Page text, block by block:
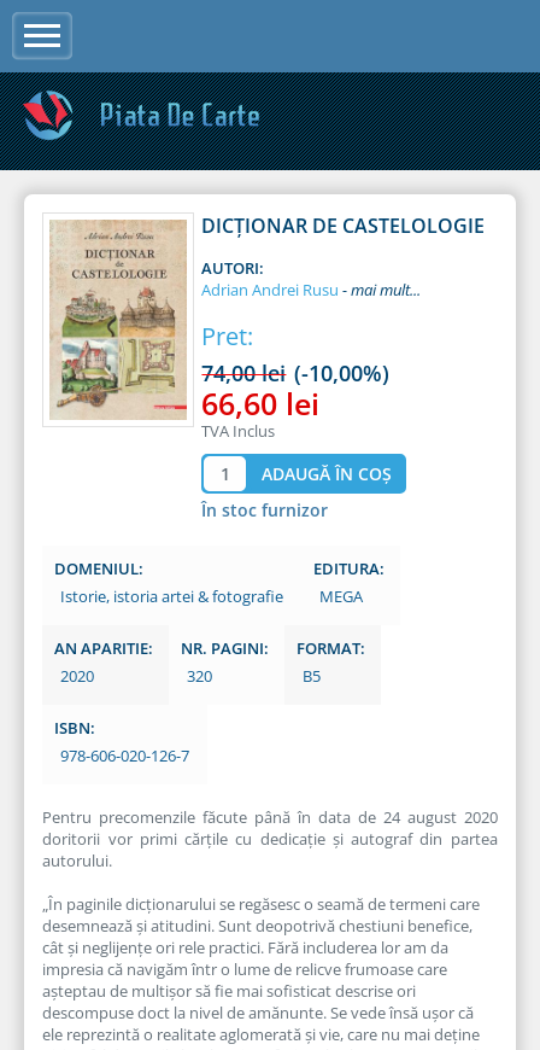
DICŢIONAR DE CASTELOLOGIE
AUTORI:
Adrian Andrei Rusu
Pret:
74,00 lei (-10,00%)
66,60 lei
TVA Inclus
În stoc furnizor
DOMENIUL:
Istorie, istoria artei & fotografie
EDITURA:
MEGA
AN APARITIE:
2020
NR. PAGINI:
320
FORMAT:
B5
ISBN:
978-606-020-126-7
Pentru precomenzile făcute până în data de 24 august 2020
doritorii vor primi cărțile cu dedicație și autograf din partea
autorului.
„În paginile dicţionarului se regăsesc o seamă de termeni care
desemnează şi atitudini. Sunt deopotrivă chestiuni benefice,
cât şi neglijenţe ori rele practici. Fără includerea lor am da
impresia că navigăm într o lume de relicve frumoase care
aşteptau de multişor să fie mai sofisticat descrise ori
descompuse doct la nivel de amănunte. Se vede însă uşor că
ele reprezintă o realitate aglomerată şi vie, care nu mai deţine